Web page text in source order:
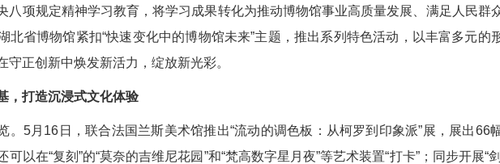
八项规定精神学习教育，将学习成果转化为推动博物馆事业高质量发展、满足人民群
北省博物馆紧扣“快速变化中的博物馆未来”主题，推出系列特色活动，以丰富多元
守正创新中焕发新活力，绽放新光彩。
，打造沉浸式文化体验
。5月16日，联合法国兰斯美术馆推出“流动的调色板：从柯罗到印象派”展，展出66
可以在“复刻”的“莫奈的吉维尼花园”和“梵高数字星月夜”等艺术装置“打卡”；同步开